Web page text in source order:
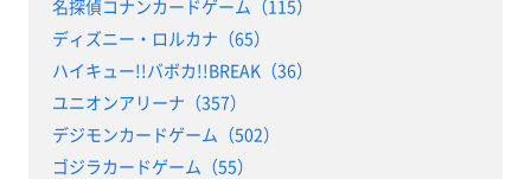
名探偵コナンカードゲーム（115）
ディズニー・ロルカナ（65）
ハイキュー!!バボカ!!BREAK（36）
ユニオンアリーナ（357）
デジモンカードゲーム（502）
ゴジラカードゲーム（55）